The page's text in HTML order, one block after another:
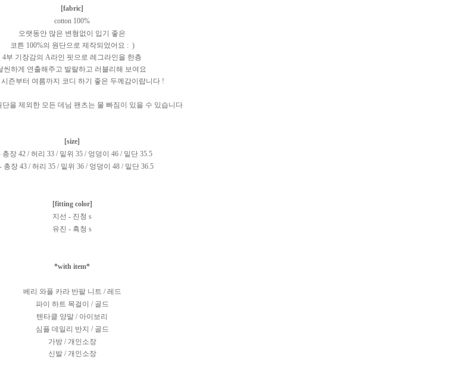
[fabric]
cotton 100%
오랫동안 많은 변형없이 입기 좋은
코튼 100%의 원단으로 제작되었어요 : )
4부 기장감의 A라인 핏으로 레그라인을 한층
씬하게 연출해주고 발랄하고 러블리해 보여요
시즌부터 여름까지 코디 하기 좋은 두께감이랍니다 !
을 제외한 모든 데님 팬츠는 물 빠짐이 있을 수 있습니다
[size]
총장 42 / 허리 33 / 밑위 35 / 엉덩이 46 / 밑단 35.5
총장 43 / 허리 35 / 밑위 36 / 엉덩이 48 / 밑단 36.5
[fitting color]
지선 - 진청 s
유진 - 흑청 s
*with item*
베리 와플 카라 반팔 니트 / 레드
파이 하트 목걸이 / 골드
텐타클 양말 / 아이보리
심플 데일리 반지 / 골드
가방 / 개인소장
신발 / 개인소장